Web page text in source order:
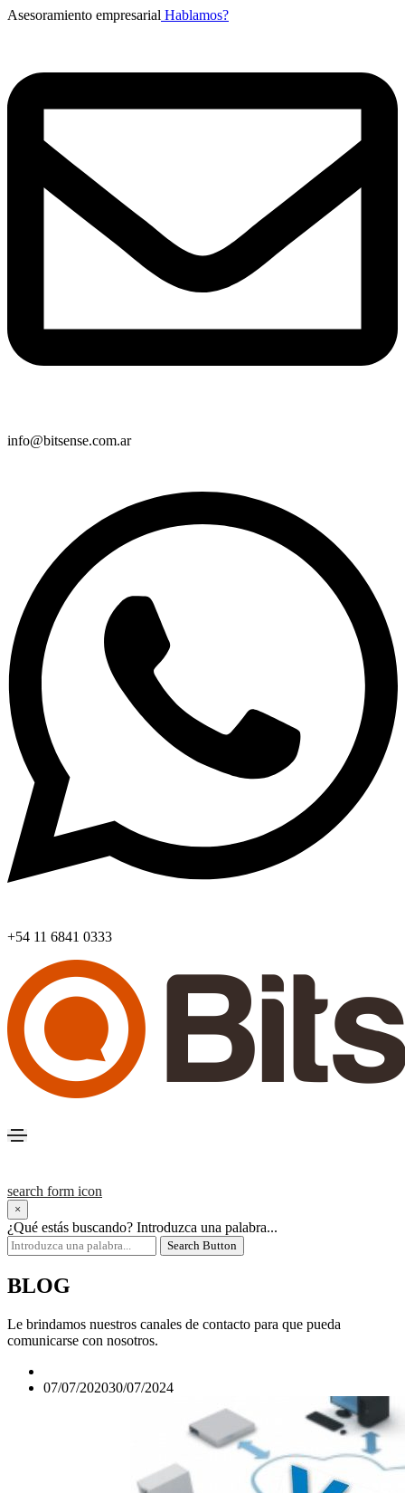
Asesoramiento empresarial Hablamos?
info@bitsense.com.ar
+54 11 6841 0333
search form icon
×
¿Qué estás buscando? Introduzca una palabra...
Search Button
BLOG
Le brindamos nuestros canales de contacto para que pueda
comunicarse con nosotros.
07/07/202030/07/2024